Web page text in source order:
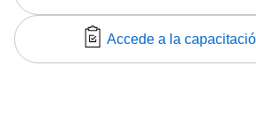
Accede a la